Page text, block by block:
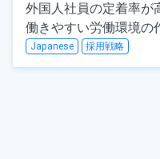
外国人社員の定着率が
働きやすい労働環境の
Japanese 採用戦略